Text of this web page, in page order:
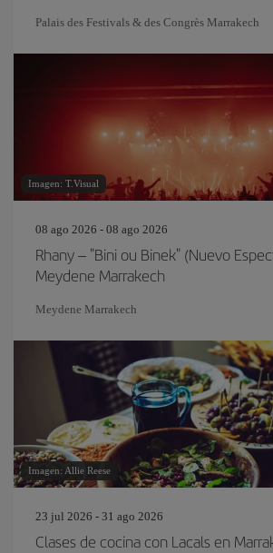
Palais des Festivals & des Congrès Marrakech
Imagen: T.Visual
08 ago 2026 - 08 ago 2026
Rhany – "Bini ou Binek" (Nuevo
Meydene Marrakech
Meydene Marrakech
Imagen: Allie Reese
23 jul 2026 - 31 ago 2026
Clases de cocina con Lacals en